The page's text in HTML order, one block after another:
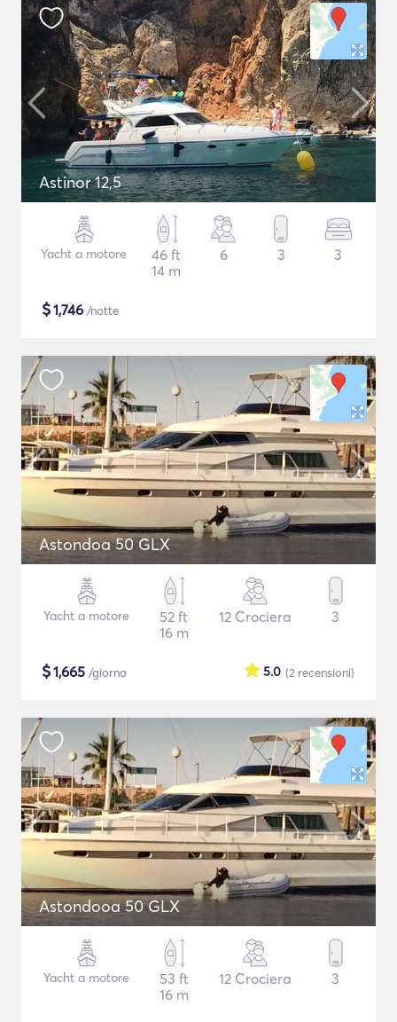
Astinor 12,5
Yacht a motore
46 ft
14 m
6 3 3
$1,746 /notte
Astondoa 50 GLX
Yacht a motore
52 ft
16 m
12 Crociera 3
$1,665 /giorno (2 recensioni)
5.0
Astondooa 50 GLX
Yacht a motore
53 ft
16 m
12 Crociera 3